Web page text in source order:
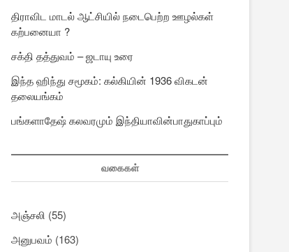
திராவிட மாடல் ஆட்சியில் நடைபெற்ற ஊழல்கள்
கற்பனையா ?
சக்தி தத்துவம் – ஜடாயு உரை
இந்த ஹிந்து சமூகம்: கல்கியின் 1936 விகடன்
தலையங்கம்
பங்களாதேஷ் கலவரமும் இந்தியாவின்பாதுகாப்பும்
வகைகள்
அஞ்சலி (55)
அனுபவம் (163)